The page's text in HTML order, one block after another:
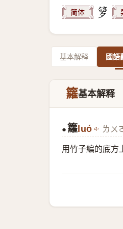
简体
基本解释 國語
籮基本解释
● 籮 luó ㄌㄨ
用竹子編的底方